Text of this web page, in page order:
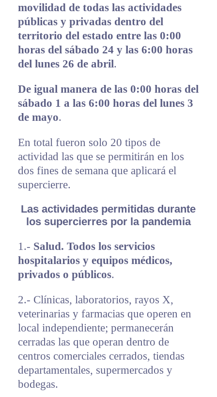
movilidad de todas las actividades
públicas y privadas dentro del
territorio del estado entre las 0:00
horas del sábado 24 y las 6:00 horas
del lunes 26 de abril.
De igual manera de las 0:00 horas del
sábado 1 a las 6:00 horas del lunes 3
de mayo.
En total fueron solo 20 tipos de
actividad las que se permitirán en los
dos fines de semana que aplicará el
supercierre.
Las actividades permitidas durante
los supercierres por la pandemia
1.- Salud. Todos los servicios
hospitalarios y equipos médicos,
privados o públicos.
2.- Clínicas, laboratorios, rayos X,
veterinarias y farmacias que operen en
local independiente; permanecerán
cerradas las que operan dentro de
centros comerciales cerrados, tiendas
departamentales, supermercados y
bodegas.